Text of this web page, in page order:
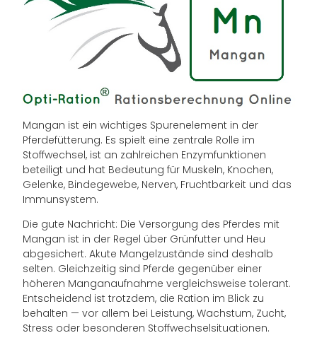
Mangan ist ein wichtiges Spurenelement in der
Pferdefütterung. Es spielt eine zentrale Rolle im
Stoffwechsel, ist an zahlreichen Enzymfunktionen
beteiligt und hat Bedeutung für Muskeln, Knochen,
Gelenke, Bindegewebe, Nerven, Fruchtbarkeit und das
Immunsystem.
Die gute Nachricht: Die Versorgung des Pferdes mit
Mangan ist in der Regel über Grünfutter und Heu
abgesichert. Akute Mangelzustände sind deshalb
selten. Gleichzeitig sind Pferde gegenüber einer
höheren Manganaufnahme vergleichsweise tolerant.
Entscheidend ist trotzdem, die Ration im Blick zu
behalten — vor allem bei Leistung, Wachstum, Zucht,
Stress oder besonderen Stoffwechselsituationen.